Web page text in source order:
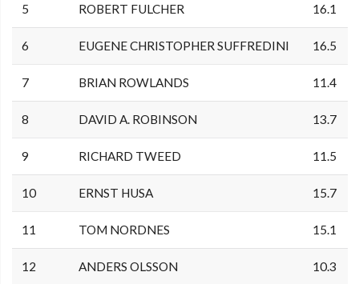
5 ROBERT FULCHER 16.1
6 EUGENE CHRISTOPHER SUFFREDINI 16.5
7 BRIAN ROWLANDS 11.4
8 DAVID A. ROBINSON 13.7
9 RICHARD TWEED 11.5
10 ERNST HUSA 15.7
11 TOM NORDNES 15.1
12 ANDERS OLSSON 10.3